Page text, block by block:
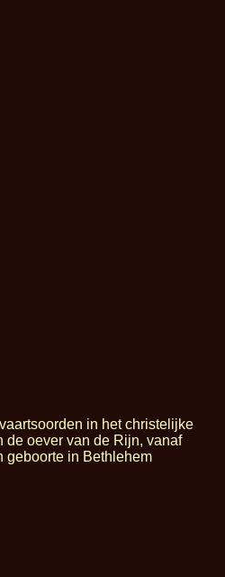
in het christelijke
de oever van de Rijn, vanaf
geboorte in Bethlehem